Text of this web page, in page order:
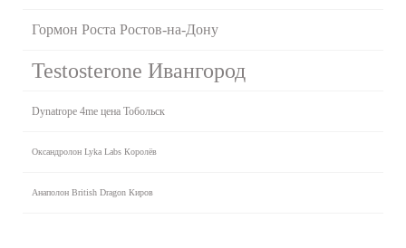
Гормон Роста Ростов-на-Дону
Testosterone Ивангород
Dynatrope 4me цена Тобольск
Оксандролон Lyka Labs Королёв
Анаполон British Dragon Киров